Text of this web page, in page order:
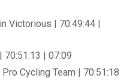
Victorious | 70:49:44 |
70:51:13 | 07:09
Cycling Team | 70:51:18